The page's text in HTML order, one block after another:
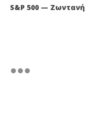
S&P 500 —